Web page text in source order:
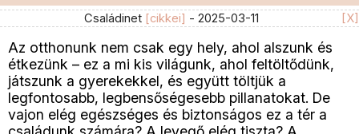
Családinet [cikkei] - 2025-03-11 [X]
Az otthonunk nem csak egy hely, ahol alszunk és
étkezünk – ez a mi kis világunk, ahol feltöltődünk,
játszunk a gyerekekkel, és együtt töltjük a
legfontosabb, legbensőségesebb pillanatokat. De
vajon elég egészséges és biztonságos ez a tér a